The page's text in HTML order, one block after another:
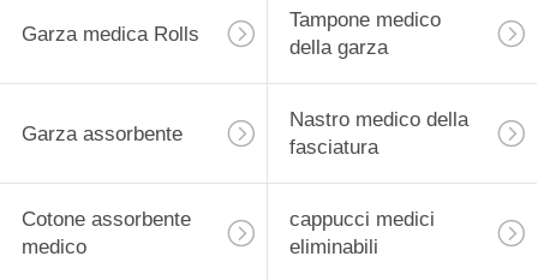
Garza medica Rolls
Tampone medico
della garza
Garza assorbente
Nastro medico della
fasciatura
Cotone assorbente
medico
cappucci medici
eliminabili